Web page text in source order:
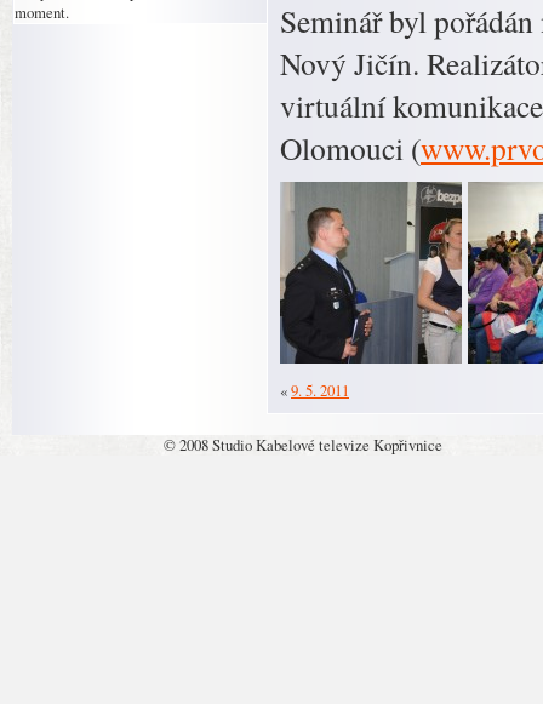
moment.
Seminář byl
Nový Jičín.
virtuální
Olomouci (
«9. 5. 2011
© 2008 Studio Kabelové televize Kopřivnice